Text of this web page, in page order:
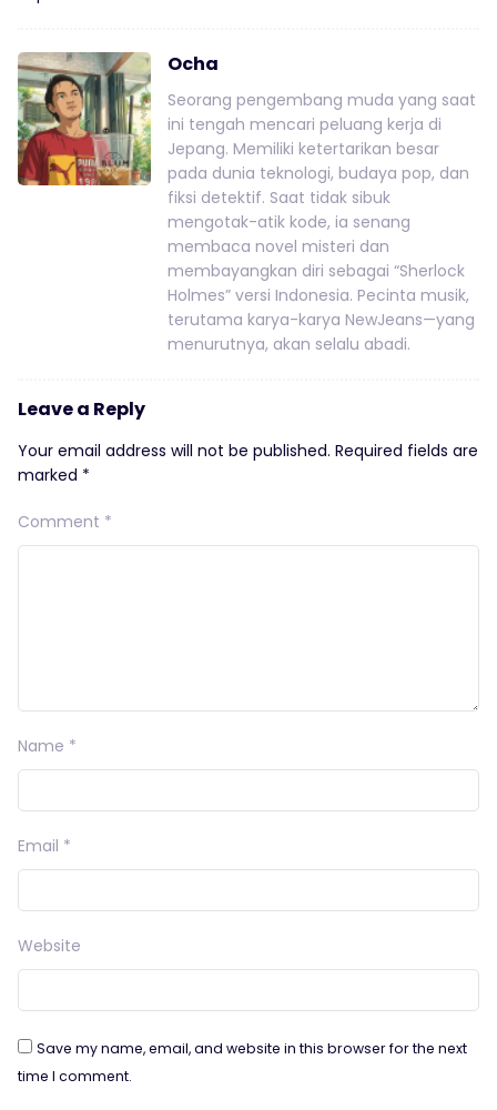
Ocha
Seorang pengembang muda yang saat
ini tengah mencari peluang kerja di
Jepang. Memiliki ketertarikan besar
pada dunia teknologi, budaya pop, dan
fiksi detektif. Saat tidak sibuk
mengotak-atik kode, ia senang
membaca novel misteri dan
membayangkan diri sebagai “Sherlock
Holmes” versi Indonesia. Pecinta musik,
terutama karya-karya NewJeans—yang
menurutnya, akan selalu abadi.
Leave a Reply
Your email address will not be published. Required fields are
marked *
Comment *
Name *
Email *
Website
Save my name, email, and website in this browser for the next
time I comment.